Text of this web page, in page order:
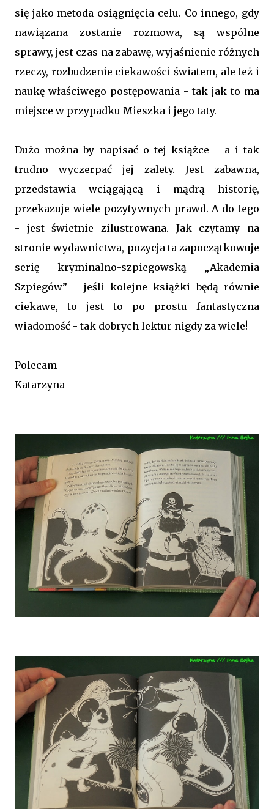
się jako metoda osiągnięcia celu. Co innego, gdy
nawiązana zostanie rozmowa, są wspólne
sprawy, jest czas na zabawę, wyjaśnienie różnych
rzeczy, rozbudzenie ciekawości światem, ale też i
naukę właściwego postępowania - tak jak to ma
miejsce w przypadku Mieszka i jego taty.
Dużo można by napisać o tej książce - a i tak
trudno wyczerpać jej zalety. Jest zabawna,
przedstawia wciągającą i mądrą historię,
przekazuje wiele pozytywnych prawd. A do tego
- jest świetnie zilustrowana. Jak czytamy na
stronie wydawnictwa, pozycja ta zapoczątkowuje
serię kryminalno-szpiegowską „Akademia
Szpiegów” - jeśli kolejne książki będą równie
ciekawe, to jest to po prostu fantastyczna
wiadomość - tak dobrych lektur nigdy za wiele!
Polecam
Katarzyna